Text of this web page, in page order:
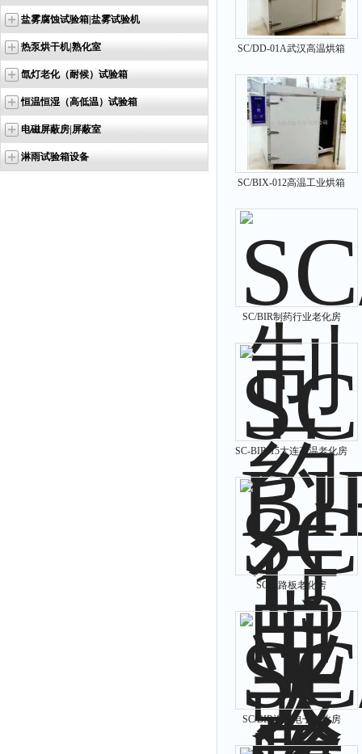
盐雾腐蚀试验箱|盐雾试验机
热泵烘干机|熟化室
氙灯老化（耐候）试验箱
恒温恒湿（高低温）试验箱
电磁屏蔽房|屏蔽室
淋雨试验箱设备
SC/DD-01A武汉高温烘箱
SC/BIX-012高温工业烘箱
SC/BIR制药行业老化房
SC-BIR-15大连高温老化房
SC电路板老化房
SC/BIR汽车电子老化房